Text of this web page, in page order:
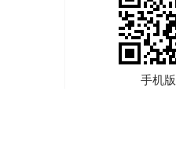
手机版